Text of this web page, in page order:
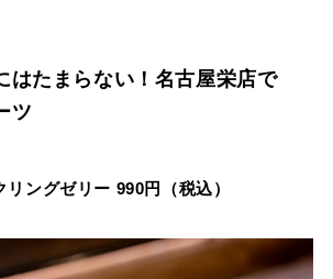
はたまらない！名古屋栄店で
ツ
ングゼリー 990円（税込）